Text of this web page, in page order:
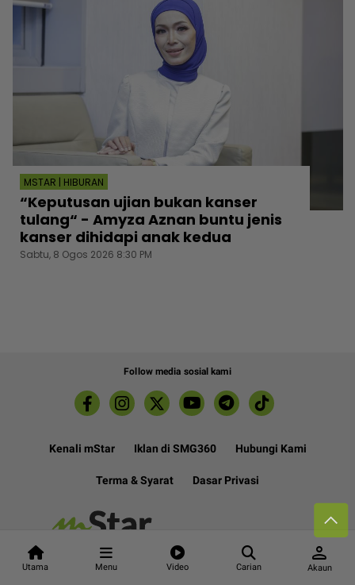
Utama Menu Video Carian
person
Akaun
MSTAR | HIBURAN
“Keputusan ujian bukan kanser
tulang“ - Amyza Aznan buntu jenis
kanser dihidapi anak kedua
Sabtu, 8 Ogos 2026 8:30 PM
Follow media sosial kami
Kenali mStar Iklan di SMG360 Hubungi Kami
Terma & Syarat Dasar Privasi
Lebih hot, viral dan sensasi